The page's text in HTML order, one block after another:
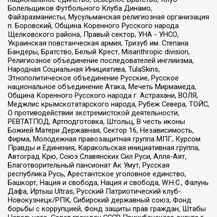
Болельщиков Футбольного Клуба Динамо,
Файзрахманисты, Мусульманская религиозная организация
п. Боровский, Община Коренного Русского народа
Щелковского района, Правый сектор, УНА - УНСО,
Украинская повстанческая армия, Тризуб им. Степана
Бандеры, Братство, Белый Крест, Misanthropic division,
Религиозное объединение последователей инглиизма,
Народная Социальная Инициатива, TulaSkins,
Этнополитическое объединение Русские, Русское
национальное объединение Атака, Мечеть Мирмамеда,
Община Коренного Русского народа г. Астрахани, ВОЛЯ,
Меджлис крымскотатарского народа, Рубеж Севера, ТОЙС,
О противодействии экстремистской деятельности,
РЕВТАТПОД, Артподготовка, Штольц, В честь иконы
Божией Матери Державная, Сектор 16, Независимость,
Фирма, Молодежная правозащитная группа МПГ, Курсом
Правды и Единения, Каракольская инициативная группа,
Автоград Крю, Союз Славянских Сил Руси, Алля-Аят,
Благотворительный пансионат Ак Умут, Русская
республика Русь, Арестантское уголовное единство,
Башкорт, Нация и свобода, Нация и свобода, W.H.С., Фалунь
Дафа, Иртыш Ultras, Русский Патриотический клуб-
Новокузнецк/РПК, Сибирский державный союз, Фонд
борьбы с коррупцией, Фонд защиты прав граждан, Штабы